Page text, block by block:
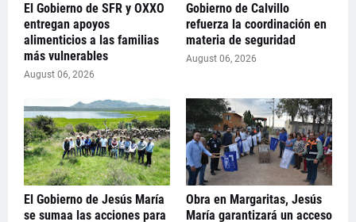
El Gobierno de SFR y OXXO
entregan apoyos
alimenticios a las familias
más vulnerables
August 06, 2026
Gobierno de Calvillo
refuerza la coordinación en
materia de seguridad
August 06, 2026
El Gobierno de Jesús María
se sumaa las acciones para
Obra en Margaritas, Jesús
María garantizará un acceso